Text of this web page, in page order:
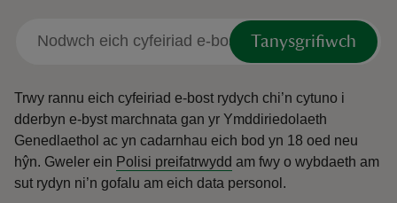
Tanysgrifiwch
Trwy rannu eich cyfeiriad e-bost rydych chi’n cytuno i
dderbyn e-byst marchnata gan yr Ymddiriedolaeth
Genedlaethol ac yn cadarnhau eich bod yn 18 oed neu
hŷn. Gweler ein Polisi preifatrwydd am fwy o wybdaeth am
sut rydyn ni’n gofalu am eich data personol.